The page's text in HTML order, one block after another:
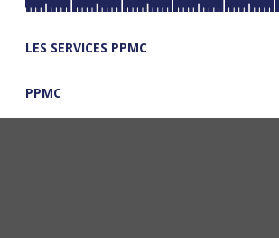
LES SERVICES PPMC
PPMC